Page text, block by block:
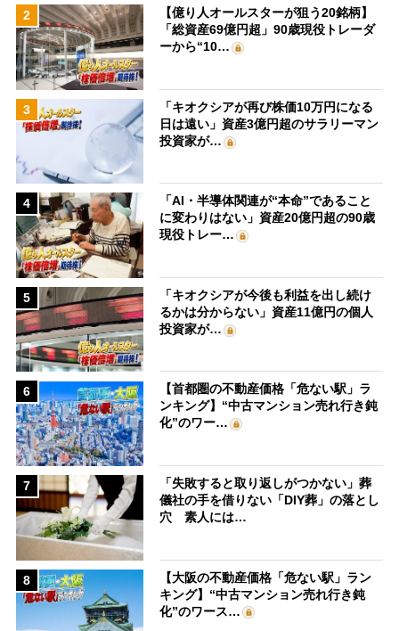
2
【億り人オールスターが狙う20銘柄】
「総資産69億円超」90歳現役トレーダ
ーから“10…
3
「キオクシアが再び株価10万円になる
日は遠い」資産3億円超のサラリーマン
投資家が…
4
「AI・半導体関連が“本命”であること
に変わりはない」資産20億円超の90歳
現役トレー…
5
「キオクシアが今後も利益を出し続け
るかは分からない」資産11億円の個人
投資家が…
6
【首都圏の不動産価格「危ない駅」ラ
ンキング】“中古マンション売れ行き鈍
化”のワー…
7
「失敗すると取り返しがつかない」葬
儀社の手を借りない「DIY葬」の落とし
穴 素人には…
8
【大阪の不動産価格「危ない駅」ラン
キング】“中古マンション売れ行き鈍
化”のワース…